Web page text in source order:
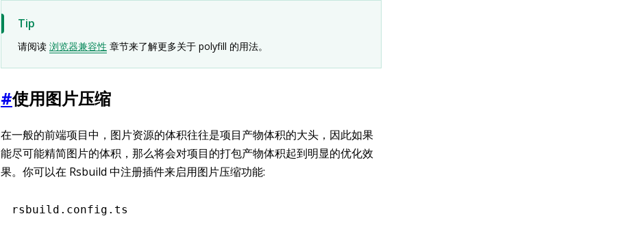
Tip
请阅读 浏览器兼容性 章节来了解更多关于 polyfill 的用法。
#使用图片压缩
在一般的前端项目中，图片资源的体积往往是项目产物体积的大头，因此如果
能尽可能精简图片的体积，那么将会对项目的打包产物体积起到明显的优化效
果。你可以在 Rsbuild 中注册插件来启用图片压缩功能:
rsbuild.config.ts